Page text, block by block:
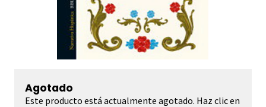
Agotado
Este producto está actualmente agotado. Haz clic en